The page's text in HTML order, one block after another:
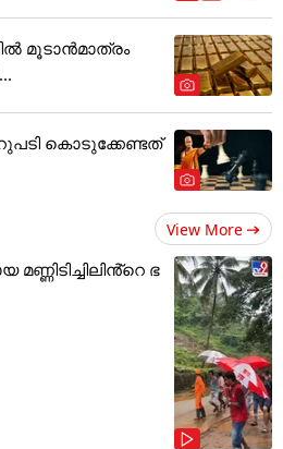
മൂടാൻമാത്രം
കൊടുക്കേണ്ടത്
View More
ഭ